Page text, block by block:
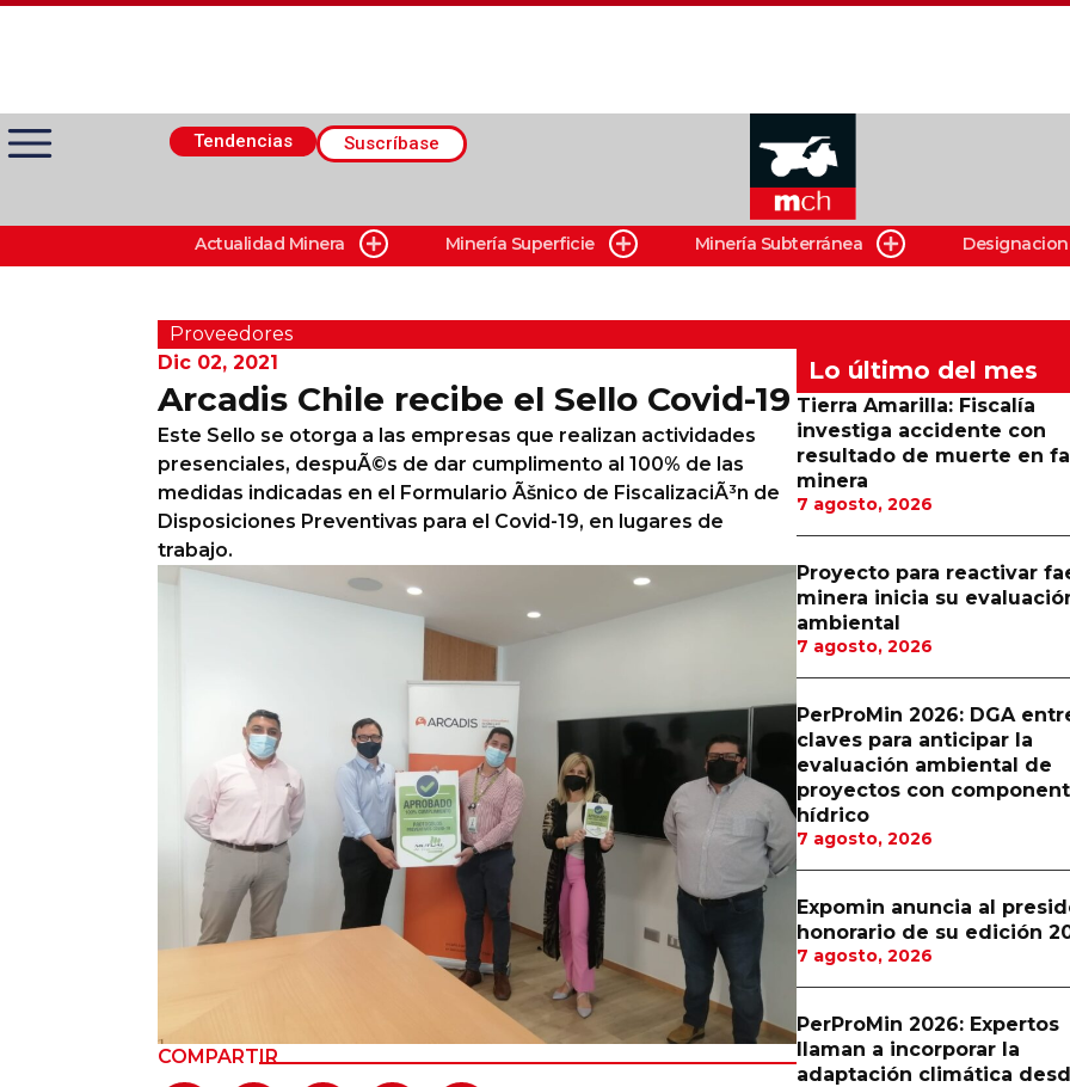
Tendencias Suscríbase
Actualidad Minera
Minería Superficie
Minerí­a Subterránea
Columnas de Opinión
Actualidad Minera Minería Superficie Minería Subterránea
Proveedores
Dic 02, 2021
Arcadis Chile recibe el Sello Covid-19
Este Sello se otorga a las empresas que realizan actividades
presenciales, despuÃ©s de dar cumplimento al 100% de las
medidas indicadas en el Formulario Ãšnico de FiscalizaciÃ³n de
Disposiciones Preventivas para el Covid-19, en lugares de
trabajo.
COMPARTIR
Lo último del mes
Tierra Amarilla: Fiscalía
investiga accidente con
resultado de muerte en
minera
7 agosto, 2026
Proyecto para reactivar
minera inicia su
ambiental
7 agosto, 2026
PerProMin 2026: DGA
claves para anticipar la
evaluación ambiental de
proyectos con
hídrico
7 agosto, 2026
Expomin anuncia al
honorario de su edición
7 agosto, 2026
PerProMin 2026: Expertos
llaman a incorporar la
adaptación climática